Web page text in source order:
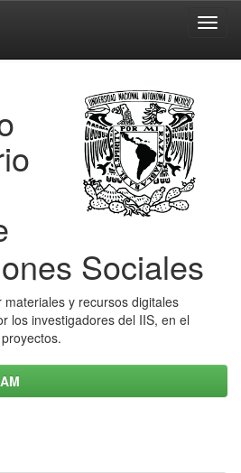
Sociales
y recursos digitales
los investigadores del IIS, en el